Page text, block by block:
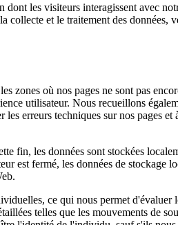
les visiteurs interagissent avec
collecte et le traitement des données,
où nos pages ne sont pas
utilisateur. Nous recueillons
erreurs techniques sur nos pages et
fin, les données sont stockées
est fermé, les données de stockage
ce qui nous permet d'évaluer
telles que les mouvements de